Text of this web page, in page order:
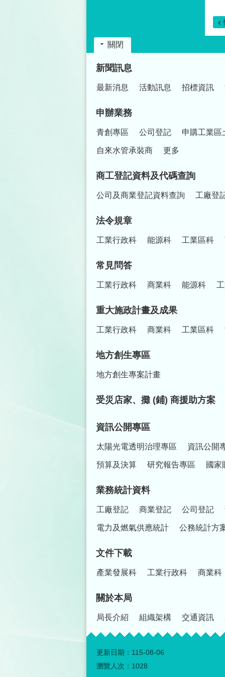
關閉
新聞訊息
最新消息 活動訊息 招標資訊
申辦業務
青創專區 公司登記 申購工業區
自來水管承裝商 更多
商工登記資料及代碼查詢
公司及商業登記資料查詢 工廠登
法令規章
工業行政科 能源科 工業區科
常見問答
工業行政科 商業科 能源科
重大施政計畫及成果
工業行政科 商業科 工業區科
地方創生專區
地方創生專案計畫
受災店家、攤 (鋪) 商援助方案
資訊公開專區
太陽光電透明治理專區 資訊公開
預算及決算 研究報告專區 國家
業務統計資料
工廠登記 商業登記 公司登記
電力及燃氣供應統計 公務統計方
文件下載
產業發展科 工業行政科 商業科
關於本局
局長介紹 組織架構 交通資訊
更新日期： 115-08-06
瀏覽人次： 1028